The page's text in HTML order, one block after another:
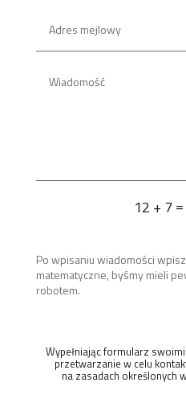
12 + 7=
Po wpisaniu wiadomości
matematyczne, byśmy mieli
robotem.
Wypełniając formularz
przetwarzanie w celu
na zasadach określonych